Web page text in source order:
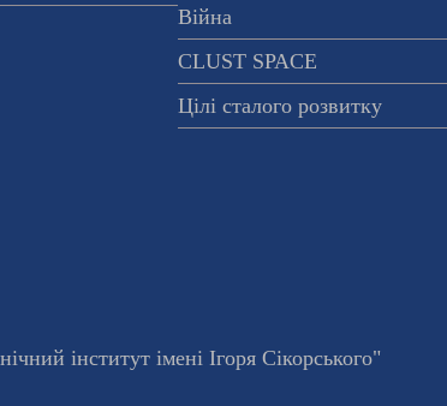
Війна
CLUST SPACE
Цілі сталого розвитку
інститут імені Ігоря Сікорського"